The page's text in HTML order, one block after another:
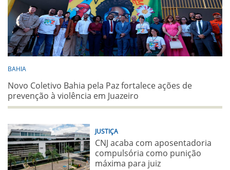
BAHIA
Novo Coletivo Bahia pela Paz fortalece ações de
prevenção à violência em Juazeiro
JUSTIÇA
CNJ acaba com aposentadoria
compulsória como punição
máxima para juiz